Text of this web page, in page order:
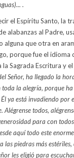
.
el Espíritu Santo, la
alabanzas al Padre,
alguna que otra en
porque fue el idioma
Sagrada Escritura y
Señor, ha llegado la
toda la alegría, porque
ya está invadiendo por
todos,
para con
aquí todo este
las piedras más estériles,
les eligió para